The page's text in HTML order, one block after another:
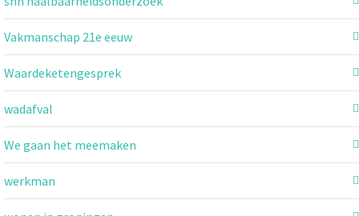
Vakmanschap 21e eeuw
Waardeketengesprek
wadafval
We gaan het meemaken
werkman